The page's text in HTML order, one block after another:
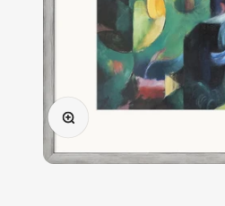
Bild vergrößern